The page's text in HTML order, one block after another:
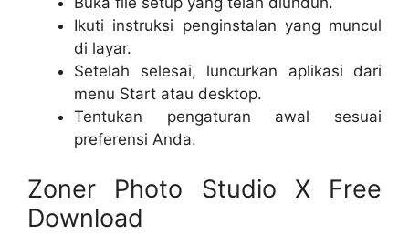
Ikuti instruksi penginstalan yang muncul
di layar.
Setelah selesai, luncurkan aplikasi dari
menu Start atau desktop.
Tentukan pengaturan awal sesuai
preferensi Anda.
Zoner Photo Studio X Free
Download